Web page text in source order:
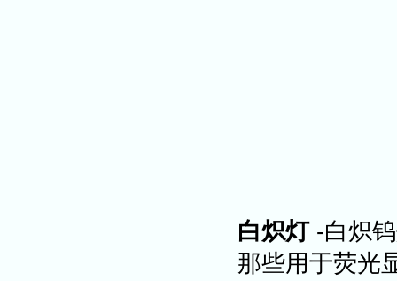
白炽灯-白炽钨
那些用于荧光